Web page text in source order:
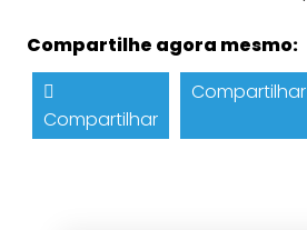
Compartilhe agora mesmo:
Compartilhar
Compartilhar